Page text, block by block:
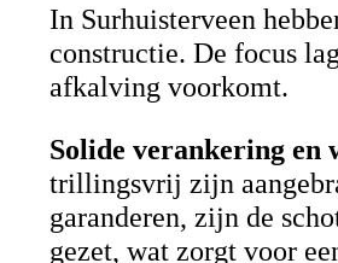
In Surhuisterveen
constructie. De focus
afkalving voorkomt.
Solide verankering en
trillingsvrij zijn
garanderen, zijn de
gezet, wat zorgt voor